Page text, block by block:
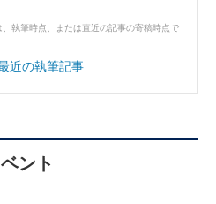
執筆時点、または直近の記事の寄稿時点で
近の執筆記事
ント